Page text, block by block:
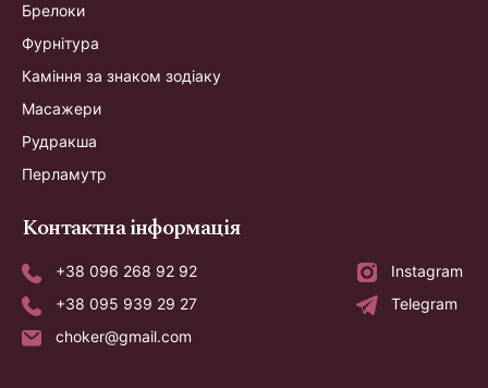
Брелоки
Фурнітура
Каміння за знаком зодіаку
Масажери
Рудракша
Перламутр
Контактна інформація
+38 096 268 92 92
Instagram
+38 095 939 29 27
Telegram
choker@gmail.com